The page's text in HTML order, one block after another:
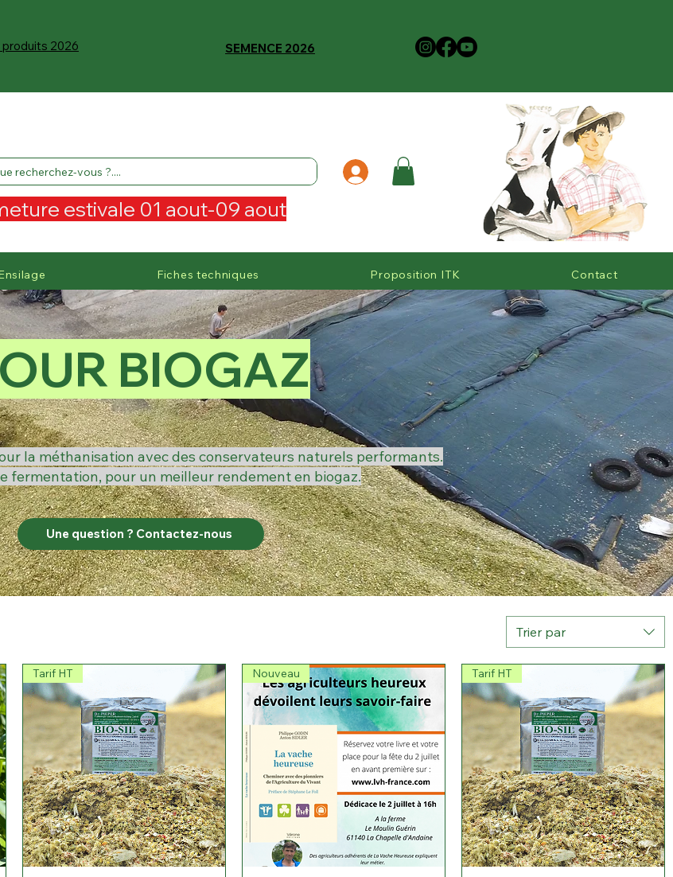
2026 SEMENCE 2026
estivale 01 aout-09 aout
Fiches techniques Proposition ITK Contact
BIOGAZ
la méthanisation avec des conservateurs naturels performants.
fermentation, pour un meilleur rendement en biogaz.
Une question ? Contactez-nous
Trier par
Tarif HT Nouveau Tarif HT